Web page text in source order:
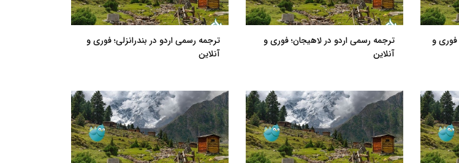
و
ترجمه رسمی اردو در لاهیجان؛ فوری و
آنلاین
ترجمه رسمی اردو در بندرانزلی؛ فوری و
آنلاین